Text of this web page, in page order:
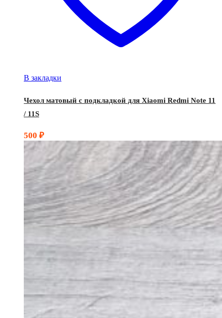
В закладки
Чехол матовый с подкладкой для Xiaomi Redmi Note 11
/ 11S
500 ₽